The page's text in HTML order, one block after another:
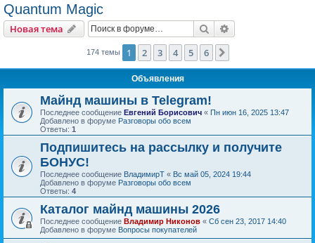
Quantum Magic
Новая тема Поиск
174 темы 1 2 3 4 5 6
Объявления
Майнд машины в Telegram!
Последнее сообщение Евгений Борисович « Пн июн 16, 2025 13:47
Добавлено в форуме Разговоры обо всем
Ответы: 1
Подпишитесь на рассылку и получите
БОНУС!
Последнее сообщение ВладимирТ « Вс май 05, 2024 19:44
Добавлено в форуме Разговоры обо всем
Ответы: 4
Каталог майнд машины 2026
Последнее сообщение Владимир Никонов « Сб сен 23, 2017 14:40
Добавлено в форуме Вопросы покупателей